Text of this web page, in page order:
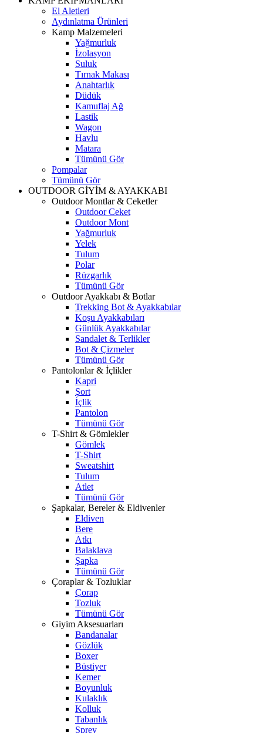
El Aletleri
Aydınlatma Ürünleri
Kamp Malzemeleri
Yağmurluk
İzolasyon
Suluk
Tırnak Makası
Anahtarlık
Düdük
Kamuflaj Ağ
Lastik
Wagon
Havlu
Matara
Tümünü Gör
Pompalar
Tümünü Gör
OUTDOOR GİYİM & AYAKKABI
Outdoor Montlar & Ceketler
Outdoor Ceket
Outdoor Mont
Yağmurluk
Yelek
Tulum
Polar
Rüzgarlık
Tümünü Gör
Outdoor Ayakkabı & Botlar
Trekking Bot & Ayakkabılar
Koşu Ayakkabıları
Günlük Ayakkabılar
Sandalet & Terlikler
Bot & Çizmeler
Tümünü Gör
Pantolonlar & İçlikler
Kapri
Şort
İçlik
Pantolon
Tümünü Gör
T-Shirt & Gömlekler
Gömlek
T-Shirt
Sweatshirt
Tulum
Atlet
Tümünü Gör
Şapkalar, Bereler & Eldivenler
Eldiven
Bere
Atkı
Balaklava
Şapka
Tümünü Gör
Çoraplar & Tozluklar
Çorap
Tozluk
Tümünü Gör
Giyim Aksesuarları
Bandanalar
Gözlük
Boxer
Büstiyer
Kemer
Boyunluk
Kulaklık
Kolluk
Tabanlık
Sprey